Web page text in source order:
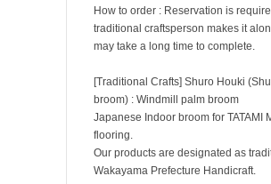
How to order : Reservation is
traditional craftsperson makes it
may take a long time to complete.
[Traditional Crafts] Shuro Houki
broom) : Windmill palm broom
Japanese Indoor broom for TATAMI
flooring.
Our products are designated as
Wakayama Prefecture Handicraft.